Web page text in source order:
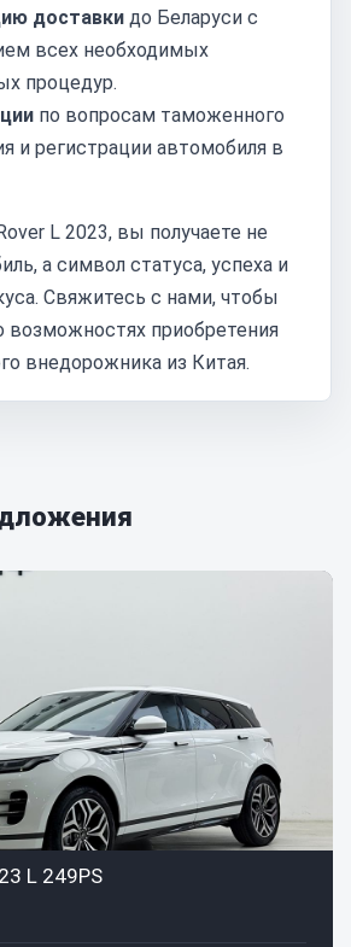
доставки до Беларуси с
всех необходимых
процедур.
по вопросам таможенного
и регистрации автомобиля в
L 2023, вы получаете не
а символ статуса, успеха и
Свяжитесь с нами, чтобы
возможностях приобретения
внедорожника из Китая.
L 249PS